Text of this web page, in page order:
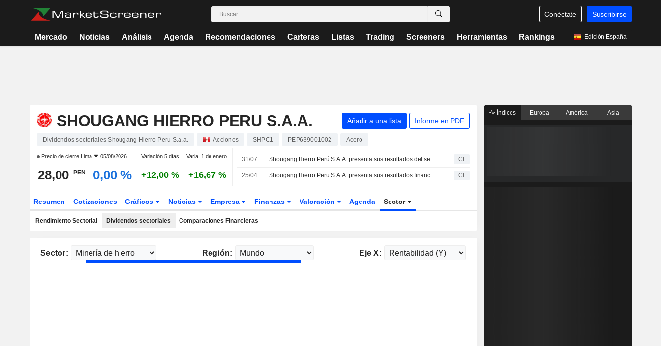
Conéctate Suscribirse
Mercado Noticias Análisis Agenda Recomendaciones Carteras Listas Trading Screeners Herramientas Rankings Edición España
SHOUGANG HIERRO PERU S.A.A. Añadir a una lista Informe en PDF
Dividendos sectoriales Shougang Hierro Peru S.a.a. Acciones SHPC1 PEP639001002 Acero
Precio de cierre Lima 05/08/2026 Variación 5 días Varia. 1 de enero.
28,00 PEN 0,00 % +12,00 % +16,67 %
31/07 Shougang Hierro Perú S.A.A. presenta sus resultados del segundo trimestre y del primer semestre de 2026 CI
25/04 Shougang Hierro Perú S.A.A. presenta sus resultados financieros del primer trimestre finalizado el 31 de marzo de 2026 CI
Resumen Cotizaciones Gráficos Noticias Empresa Finanzas Valoración Agenda Sector
Rendimiento Sectorial Dividendos sectoriales Comparaciones Financieras
Sector: Región: Eje X:
Índices Europa América Asia